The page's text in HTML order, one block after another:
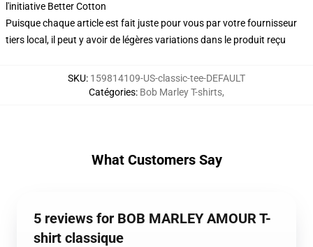
l'initiative Better Cotton
Puisque chaque article est fait juste pour vous par votre fournisseur
tiers local, il peut y avoir de légères variations dans le produit reçu
SKU: 159814109-US-classic-tee-DEFAULT
Catégories: Bob Marley T-shirts,
What Customers Say
5 reviews for BOB MARLEY AMOUR T-
shirt classique